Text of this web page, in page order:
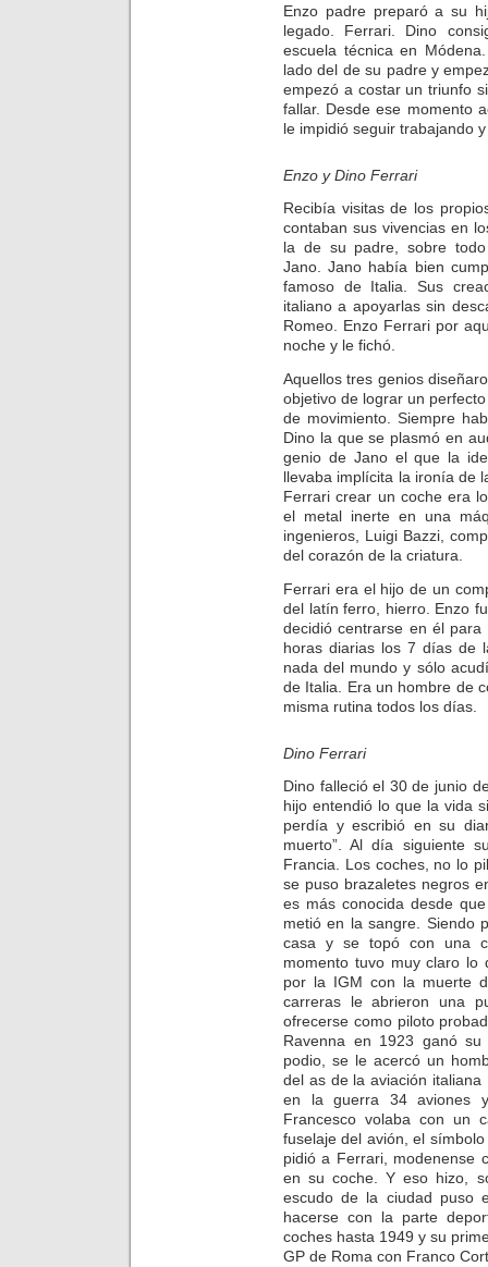
Enzo padre preparó a su
legado. Ferrari. Dino
escuela técnica en
lado del de su padre y
empezó a costar un triunfo
fallar. Desde ese momento
le impidió seguir trabajando
Enzo y Dino Ferrari
Recibía visitas de los
contaban sus vivencias en
la de su padre, sobre
Jano. Jano había bien
famoso de Italia. Sus
italiano a apoyarlas sin
Romeo. Enzo Ferrari por
noche y le fichó.
Aquellos tres genios
objetivo de lograr un
de movimiento. Siempre
Dino la que se plasmó en
genio de Jano el que la
llevaba implícita la ironía de
Ferrari crear un coche era
el metal inerte en una
ingenieros, Luigi Bazzi,
del corazón de la criatura.
Ferrari era el hijo de un
del latín ferro, hierro. Enzo
decidió centrarse en él
horas diarias los 7 días de
nada del mundo y sólo
de Italia. Era un hombre de
misma rutina todos los días.
Dino Ferrari
Dino falleció el 30 de junio
hijo entendió lo que la vida
perdía y escribió en su
muerto”. Al día siguiente
Francia. Los coches, no lo
se puso brazaletes negros
es más conocida desde
metió en la sangre. Siendo
casa y se topó con una
momento tuvo muy claro lo
por la IGM con la muerte
carreras le abrieron una
ofrecerse como piloto
Ravenna en 1923 ganó
podio, se le acercó un
del as de la aviación
en la guerra 34 aviones
Francesco volaba con un
fuselaje del avión, el
pidió a Ferrari, modenense
en su coche. Y eso hizo,
escudo de la ciudad puso
hacerse con la parte
coches hasta 1949 y su
GP de Roma con Franco